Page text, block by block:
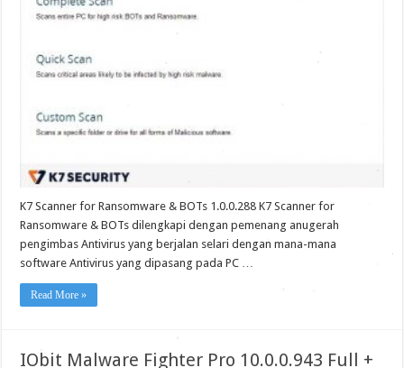
K7 Scanner for Ransomware & BOTs 1.0.0.288 K7 Scanner for
Ransomware & BOTs dilengkapi dengan pemenang anugerah
pengimbas Antivirus yang berjalan selari dengan mana-mana
software Antivirus yang dipasang pada PC …
Read More »
IObit Malware Fighter Pro 10.0.0.943 Full +